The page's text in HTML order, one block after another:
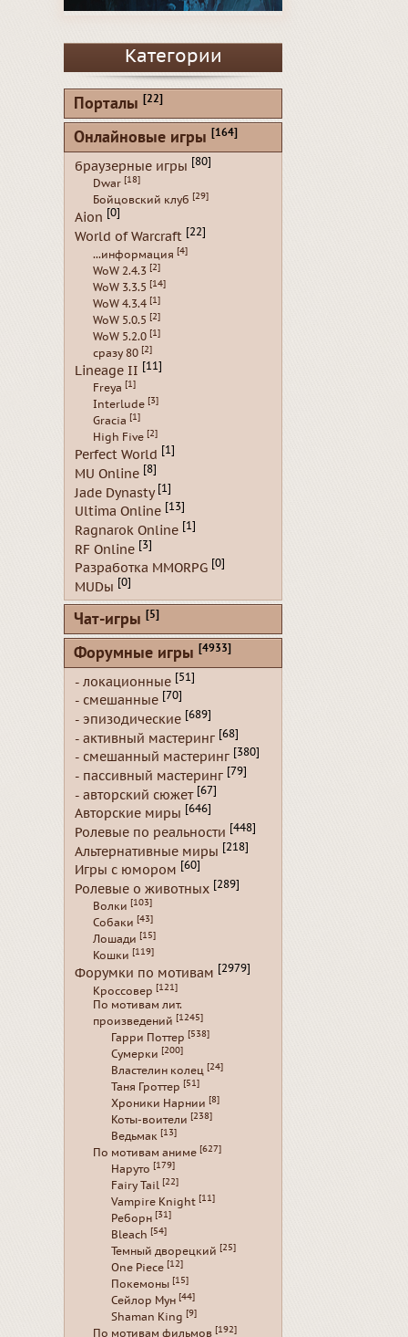
Категории
Порталы [22]
Онлайновые игры [164]
браузерные игры [80]
Dwar [18]
Бойцовский клуб [29]
Aion [0]
World of Warcraft [22]
...информация [4]
WoW 2.4.3 [2]
WoW 3.3.5 [14]
WoW 4.3.4 [1]
WoW 5.0.5 [2]
WoW 5.2.0 [1]
сразу 80 [2]
Lineage II [11]
Freya [1]
Interlude [3]
Gracia [1]
High Five [2]
Perfect World [1]
MU Online [8]
Jade Dynasty [1]
Ultima Online [13]
Ragnarok Online [1]
RF Online [3]
Разработка MMORPG [0]
MUDы [0]
Чат-игры [5]
Форумные игры [4933]
- локационные [51]
- смешанные [70]
- эпизодические [689]
- активный мастеринг [68]
- смешанный мастеринг [380]
- пассивный мастеринг [79]
- авторский сюжет [67]
Авторские миры [646]
Ролевые по реальности [448]
Альтернативные миры [218]
Игры с юмором [60]
Ролевые о животных [289]
Волки [103]
Собаки [43]
Лошади [15]
Кошки [119]
Форумки по мотивам [2979]
Кроссовер [121]
По мотивам лит.
произведений [1245]
Гарри Поттер [538]
Сумерки [200]
Властелин колец [24]
Таня Гроттер [51]
Хроники Нарнии [8]
Коты-воители [238]
Ведьмак [13]
По мотивам аниме [627]
Наруто [179]
Fairy Tail [22]
Vampire Knight [11]
Реборн [31]
Bleach [54]
Темный дворецкий [25]
One Piece [12]
Покемоны [15]
Сейлор Мун [44]
Shaman King [9]
По мотивам фильмов [192]